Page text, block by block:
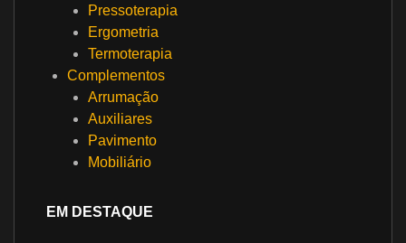
Pressoterapia
Ergometria
Termoterapia
Complementos
Arrumação
Auxiliares
Pavimento
Mobiliário
EM DESTAQUE